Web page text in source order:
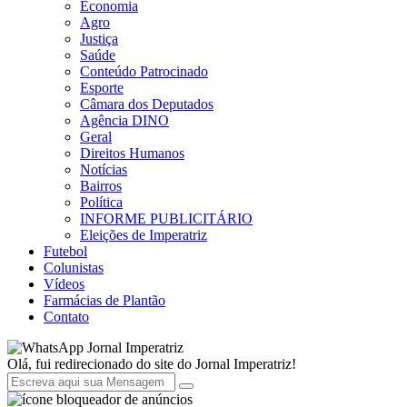
Economia
Agro
Justiça
Saúde
Conteúdo Patrocinado
Esporte
Câmara dos Deputados
Agência DINO
Geral
Direitos Humanos
Notícias
Bairros
Política
INFORME PUBLICITÁRIO
Eleições de Imperatriz
Futebol
Colunistas
Vídeos
Farmácias de Plantão
Contato
Jornal Imperatriz
Olá, fui redirecionado do site do Jornal Imperatriz!